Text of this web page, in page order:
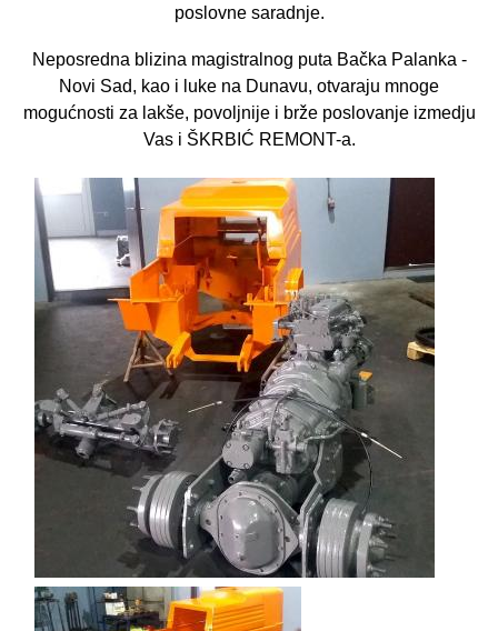
poslovne saradnje.
Neposredna blizina magistralnog puta Bačka Palanka -
Novi Sad, kao i luke na Dunavu, otvaraju mnoge
mogućnosti za lakše, povoljnije i brže poslovanje izmedju
Vas i ŠKRBIĆ REMONT-a.